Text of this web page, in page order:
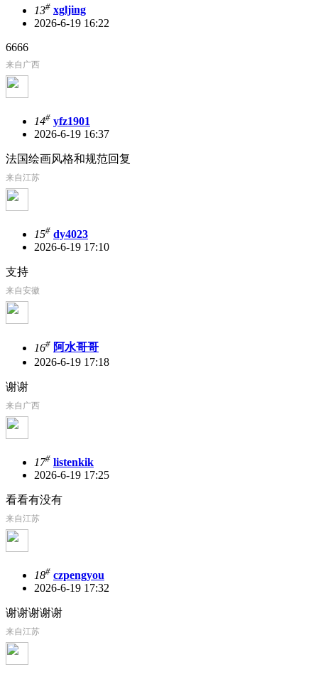
13# xgljing
2026-6-19 16:22
6666
来自广西
14# yfz1901
2026-6-19 16:37
法国绘画风格和规范回复
来自江苏
15# dy4023
2026-6-19 17:10
支持
来自安徽
16# 阿水哥哥
2026-6-19 17:18
谢谢
来自广西
17# listenkik
2026-6-19 17:25
看看有没有
来自江苏
18# czpengyou
2026-6-19 17:32
谢谢谢谢谢
来自江苏